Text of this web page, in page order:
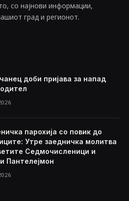
со најнови информации,
град и регионот.
доби пријава за напад
парохија со повик до
Утре заедничка молитва
Седмочисленици и
Пантелејмон